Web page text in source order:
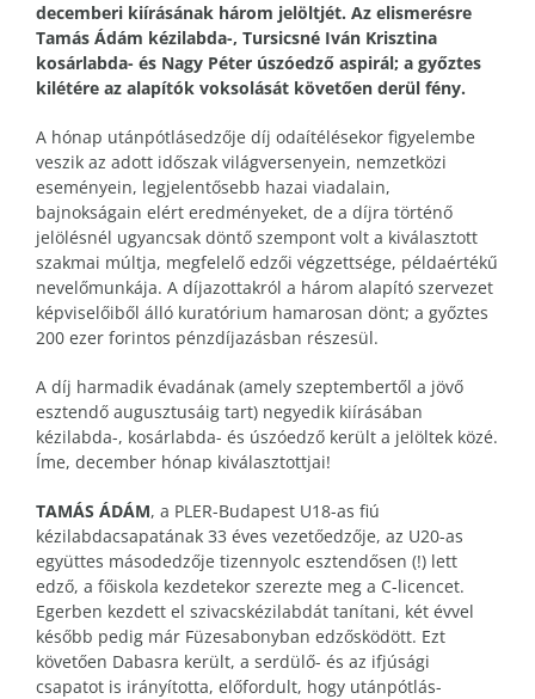
decemberi kiírásának három jelöltjét. Az elismerésre
Tamás Ádám kézilabda-, Tursicsné Iván Krisztina
kosárlabda- és Nagy Péter úszóedző aspirál; a győztes
kilétére az alapítók voksolását követően derül fény.
A hónap utánpótlásedzője díj odaítélésekor figyelembe
veszik az adott időszak világversenyein, nemzetközi
eseményein, legjelentősebb hazai viadalain,
bajnokságain elért eredményeket, de a díjra történő
jelölésnél ugyancsak döntő szempont volt a kiválasztott
szakmai múltja, megfelelő edzői végzettsége, példaértékű
nevelőmunkája. A díjazottakról a három alapító szervezet
képviselőiből álló kuratórium hamarosan dönt; a győztes
200 ezer forintos pénzdíjazásban részesül.
A díj harmadik évadának (amely szeptembertől a jövő
esztendő augusztusáig tart) negyedik kiírásában
kézilabda-, kosárlabda- és úszóedző került a jelöltek közé.
Íme, december hónap kiválasztottjai!
TAMÁS ÁDÁM, a PLER-Budapest U18-as fiú
kézilabdacsapatának 33 éves vezetőedzője, az U20-as
együttes másodedzője tizennyolc esztendősen (!) lett
edző, a főiskola kezdetekor szerezte meg a C-licencet.
Egerben kezdett el szivacskézilabdát tanítani, két évvel
később pedig már Füzesabonyban edzősködött. Ezt
követően Dabasra került, a serdülő- és az ifjúsági
csapatot is irányította, előfordult, hogy utánpótlás-